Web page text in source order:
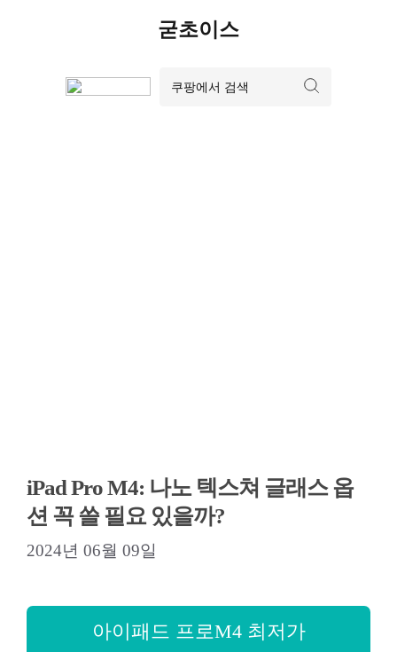
굳초이스
iPad Pro M4: 나노 텍스쳐 글래스 옵
션 꼭 쓸 필요 있을까?
2024년 06월 09일
아이패드 프로M4 최저가